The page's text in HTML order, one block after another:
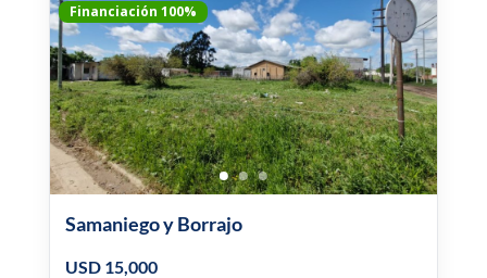
Financiación 100%
Samaniego y Borrajo
USD 15,000